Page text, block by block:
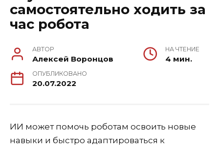
самостоятельно ходить за
час робота
АВТОР
Алексей Воронцов
НА ЧТЕНИЕ
4 мин.
ОПУБЛИКОВАНО
20.07.2022
ИИ может помочь роботам освоить новые
навыки и быстро адаптироваться к